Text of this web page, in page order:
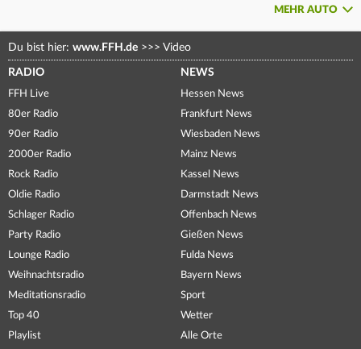
MEHR AUTO
Du bist hier: www.FFH.de >>> Video
RADIO
FFH Live
80er Radio
90er Radio
2000er Radio
Rock Radio
Oldie Radio
Schlager Radio
Party Radio
Lounge Radio
Weihnachtsradio
Meditationsradio
Top 40
Playlist
NEWS
Hessen News
Frankfurt News
Wiesbaden News
Mainz News
Kassel News
Darmstadt News
Offenbach News
Gießen News
Fulda News
Bayern News
Sport
Wetter
Alle Orte